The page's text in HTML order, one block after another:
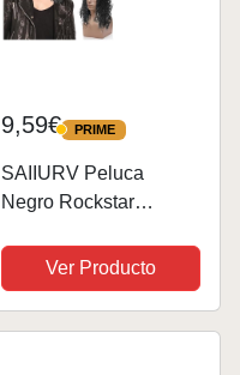
9,59€ PRIME
PRIME
SAIIURV Peluca
Negro Rockstar
Accesorios Disfraz
Rockero Metal Pesado
Accesorios Disfraz
Ver Producto